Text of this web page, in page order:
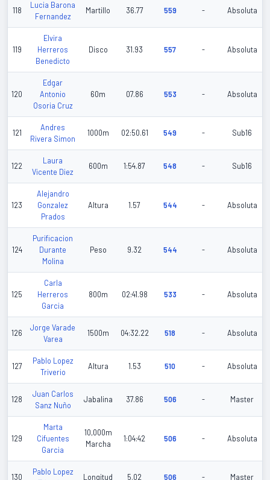
118
Lucia Barona
Fernandez
Martillo 36.77 559 - Absoluta
119
Elvira
Herreros
Benedicto
Disco 31.93 557 - Absoluta
120
Edgar
Antonio
Osoria Cruz
60m 07.86 553 - Absoluta
121
Andres
Rivera Simon
1000m 02:50.61 549 - Sub16
122
Laura
Vicente Diez
600m 1:54.87 548 - Sub16
123
Alejandro
Gonzalez
Prados
Altura 1.57 544 - Absoluta
124
Purificacion
Durante
Molina
Peso 9.32 544 - Absoluta
125
Carla
Herreros
Garcia
800m 02:41.98 533 - Absoluta
126
Jorge Varade
Varea
1500m 04:32.22 518 - Absoluta
127
Pablo Lopez
Triverio
Altura 1.53 510 - Absoluta
128
Juan Carlos
Sanz Nuño
Jabalina 37.86 506 - Master
129
Marta
Cifuentes
Garcia
10,000m
Marcha
1:04:42 506 - Absoluta
130
Pablo Lopez
Longitud 5.02 506 - Master